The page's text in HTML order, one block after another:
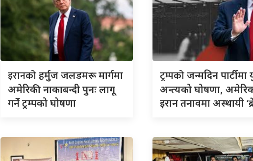
इरानकोहर्मुज जलडमरू मार्गमा
अमेरिकी नाकाबन्दी पुनः लागू
गर्ने ट्रम्पको घोषणा
ट्रम्पकोजन्मदिन पार्टीमा
अन्त्यको घोषणा,
इरान तनावमा अस्थायी